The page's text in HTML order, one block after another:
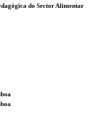
do Sector Alimentar